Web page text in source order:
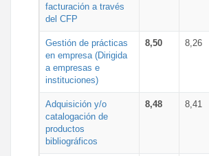
facturación a través
del CFP
Gestión de prácticas
en empresa (Dirigida
a empresas e
instituciones)
8,50 8,26
Adquisición y/o
catalogación de
productos
bibliográficos
8,48 8,41